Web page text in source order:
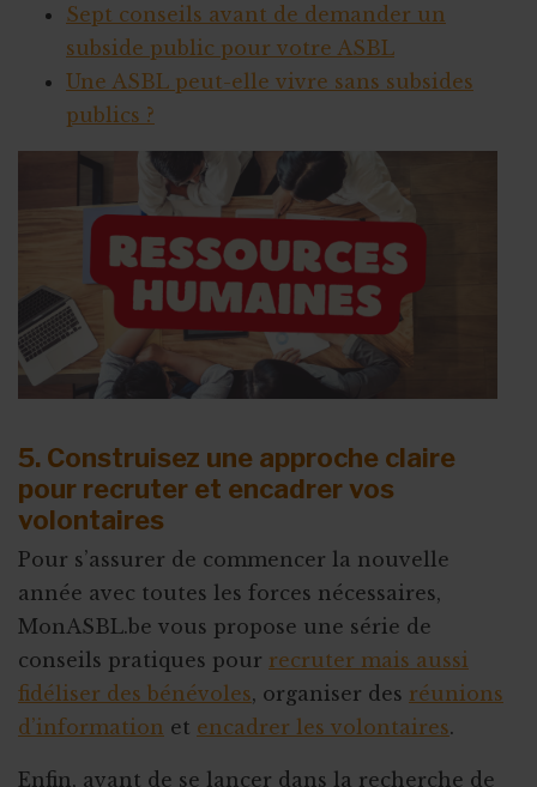
Sept conseils avant de demander un
subside public pour votre ASBL
Une ASBL peut-elle vivre sans subsides
publics ?
5. Construisez une approche claire
pour recruter et encadrer vos
volontaires
Pour s’assurer de commencer la nouvelle
année avec toutes les forces nécessaires,
MonASBL.be vous propose une série de
conseils pratiques pour recruter mais aussi
fidéliser des bénévoles, organiser des réunions
d’information et encadrer les volontaires.
Enfin, avant de se lancer dans la recherche de